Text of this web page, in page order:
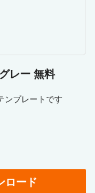
レー 無料
ンプレートです
ロード